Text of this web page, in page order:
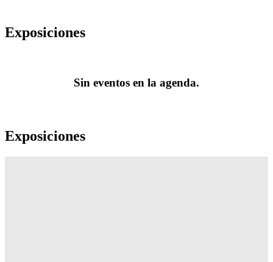
Exposiciones
Sin eventos en la agenda.
Exposiciones